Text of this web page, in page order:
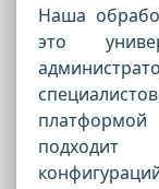
Наша
это
платформой